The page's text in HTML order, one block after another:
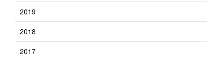
2019
2018
2017